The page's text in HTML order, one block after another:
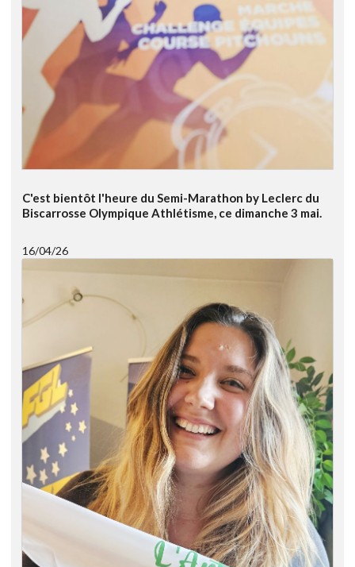
C'est bientôt l'heure du Semi-Marathon by Leclerc du
Biscarrosse Olympique Athlétisme, ce dimanche 3 mai.
16/04/26